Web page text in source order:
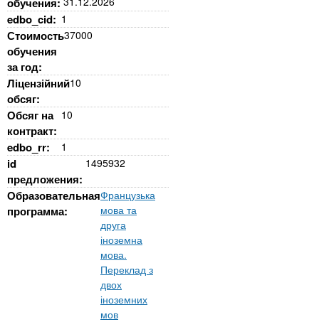
edbo_cid: 1
Стоимость
обучения
за год:
37000
Ліцензійний
обсяг:
10
Обсяг на
контракт:
10
edbo_rr: 1
id
предложения:
1495932
Образовательная
программа:
Французька
мова та
друга
іноземна
мова.
Переклад з
двох
іноземних
мов